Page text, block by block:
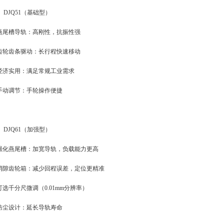
DJQ51（基础型）
尾槽导轨：高刚性，抗振性强
轮齿条驱动：长行程快速移动
济实用：满足常规工业需求
动调节：手轮操作便捷
DJQ61（加强型）
化燕尾槽：加宽导轨，负载能力更高
隙齿轮箱：减少回程误差，定位更精准
选千分尺微调（0.01mm分辨率）
尘设计：延长导轨寿命